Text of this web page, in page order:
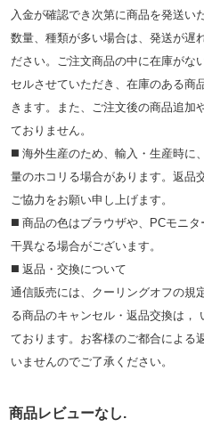
入金が確認でき次第に商品を発送い
数量、種類が多い場合は、発送が遅
ださい。ご注文商品の中に在庫がな
セルさせていただき、在庫のある商
きます。また、ご注文後の商品追加
ておりません。
◼️ 海外⽣産のため、輸⼊・⽣産時に
量のホコリる場合があります。返品
ご協⼒をお願い申し上げます。
◼️ 商品の⾊はブラウザや、PCモニ
⼲異なる場合がございます。
◼️ 返品・交換について
通信販売には、クーリングオフの規
る商品のキャンセル・返品交換は，
ております。お客様のご都合による
いませんのでご了承ください。
商品レビューなし.